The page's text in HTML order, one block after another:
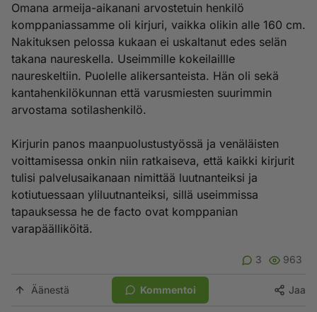
Omana armeija-aikanani arvostetuin henkilö
komppaniassamme oli kirjuri, vaikka olikin alle 160 cm.
Nakituksen pelossa kukaan ei uskaltanut edes selän
takana naureskella. Useimmille kokeilaillle
naureskeltiin. Puolelle alikersanteista. Hän oli sekä
kantahenkilökunnan että varusmiesten suurimmin
arvostama sotilashenkilö.
Kirjurin panos maanpuolustustyössä ja venäläisten
voittamisessa onkin niin ratkaiseva, että kaikki kirjurit
tulisi palvelusaikanaan nimittää luutnanteiksi ja
kotiutuessaan yliluutnanteiksi, sillä useimmissa
tapauksessa he de facto ovat komppanian
varapäälliköitä.
3 963
Äänestä Kommentoi Jaa